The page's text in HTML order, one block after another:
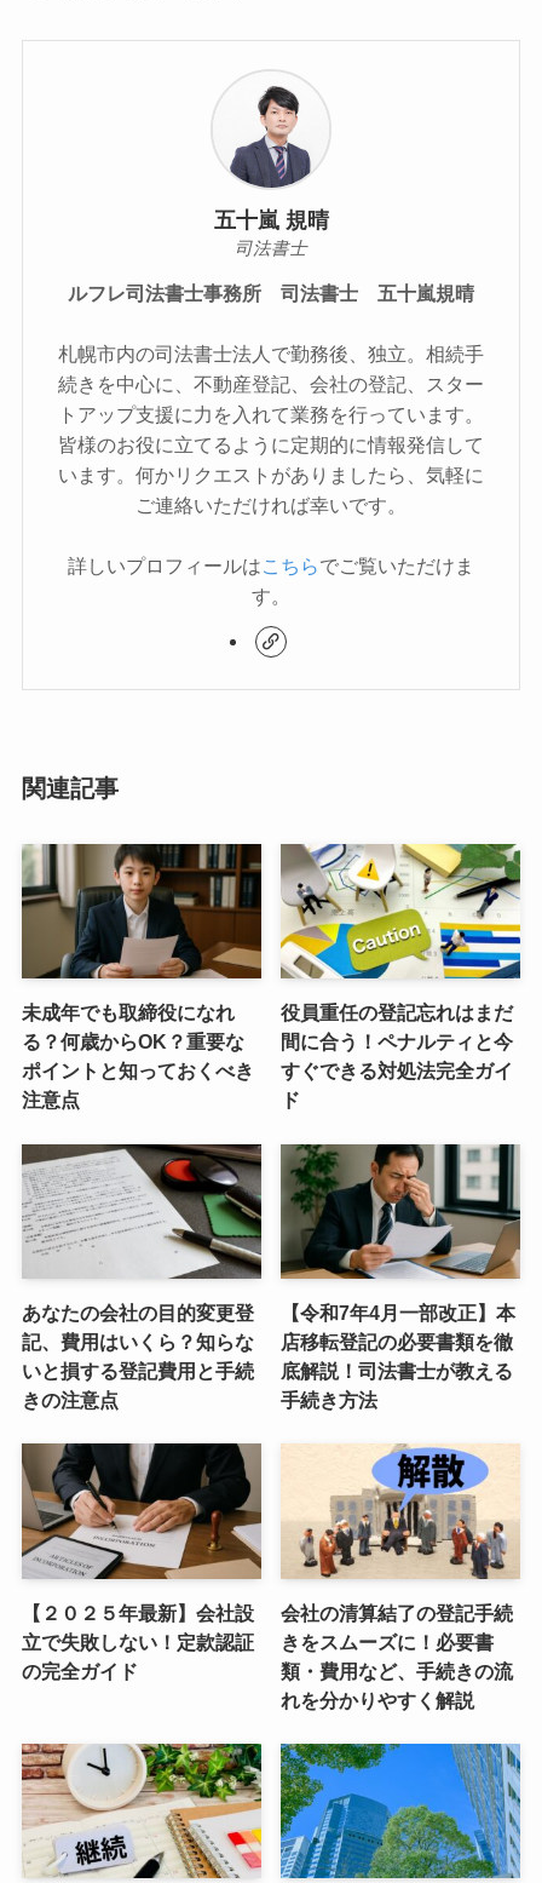
五十嵐 規晴
司法書士
ルフレ司法書士事務所 司法書士 五十嵐規晴
札幌市内の司法書士法人で勤務後、独立。相続手
続きを中心に、不動産登記、会社の登記、スター
トアップ支援に力を入れて業務を行っています。
皆様のお役に立てるように定期的に情報発信して
います。何かリクエストがありましたら、気軽に
ご連絡いただければ幸いです。
詳しいプロフィールはこちらでご覧いただけま
す。
関連記事
未成年でも取締役になれ
る？何歳からOK？重要な
ポイントと知っておくべき
注意点
役員重任の登記忘れはまだ
間に合う！ペナルティと今
すぐできる対処法完全ガイ
ド
あなたの会社の目的変更登
記、費用はいくら？知らな
いと損する登記費用と手続
きの注意点
【令和7年4月一部改正】本
店移転登記の必要書類を徹
底解説！司法書士が教える
手続き方法
【２０２５年最新】会社設
立で失敗しない！定款認証
の完全ガイド
会社の清算結了の登記手続
きをスムーズに！必要書
類・費用など、手続きの流
れを分かりやすく解説